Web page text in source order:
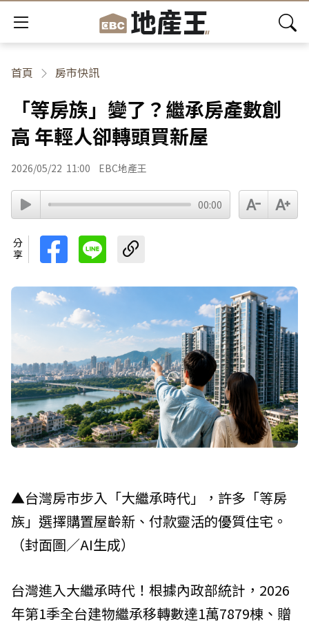
首頁 房市快訊
「等房族」變了？繼承房產數創
高 年輕人卻轉頭買新屋
2026/05/22 11:00 EBC地產王
00:00
分享
▲台灣房市步入「大繼承時代」，許多「等房
族」選擇購置屋齡新、付款靈活的優質住宅。
（封面圖／AI生成）
台灣進入大繼承時代！根據內政部統計，2026
年第1季全台建物繼承移轉數達1萬7879棟、贈